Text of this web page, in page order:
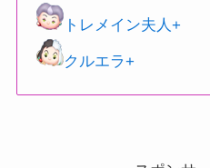
トレメイン夫人+
クルエラ+